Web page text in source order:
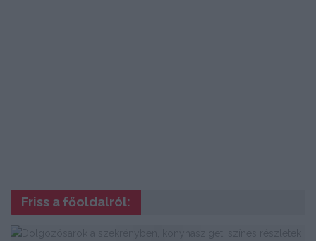
Friss a főoldalról: